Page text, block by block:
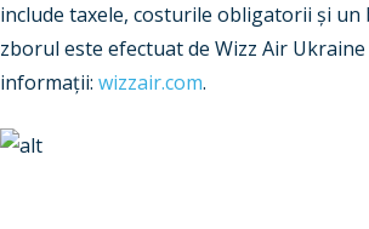
include taxele, costurile obligatorii și un
zborul este efectuat de Wizz Air
informații: wizzair.com.